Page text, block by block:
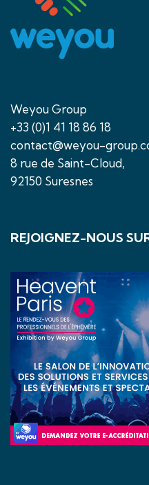
Weyou Group
+33 (0)1 41 18 86 18
contact@weyou-
8 rue de Saint-Cloud,
92150 Suresnes
REJOIGNEZ-NOUS